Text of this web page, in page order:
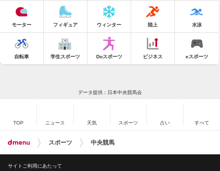
モーター フィギュア ウィンター 陸上 水泳
自転車 学生スポーツ Doスポーツ ビジネス eスポーツ
データ提供：日本中央競馬会
TOP ニュース 天気 スポーツ 占い すべて
スポーツ 中央競馬
サイトご利用にあたって